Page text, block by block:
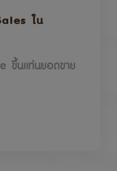
ใน
ขึ้นแท่นยอดขาย